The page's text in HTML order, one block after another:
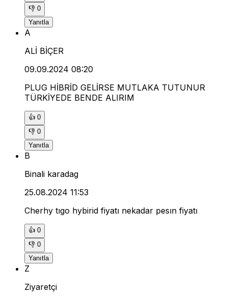
👎 0
Yanıtla
A
ALİ BİÇER
09.09.2024 08:20
PLUG HİBRİD GELİRSE MUTLAKA TUTUNUR
TÜRKİYEDE BENDE ALIRIM
👍 0
👎 0
Yanıtla
B
Binali karadag
25.08.2024 11:53
Cherhy tıgo hybirid fiyatı nekadar pesın fiyatı
👍 0
👎 0
Yanıtla
Z
Ziyaretçi